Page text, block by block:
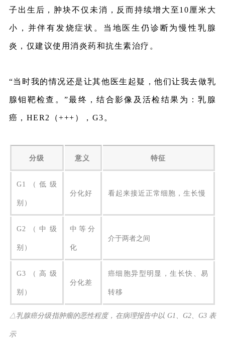
子出生后，肿块不仅未消，反而持续增大至10厘米大
小，并伴有发烧症状。当地医生仍诊断为慢性乳腺
炎，仅建议使用消炎药和抗生素治疗。
“当时我的情况还是让其他医生起疑，他们让我去做乳
腺钼靶检查。”最终，结合影像及活检结果为：乳腺
癌，HER2（+++），G3。
分级 意义 特征
G1（低级
别）
分化好 看起来接近正常细胞，生长慢
G2（中级
别）
中等分
化
介于两者之间
G3（高级
别）
分化差
癌细胞异型明显，生长快、易
转移
△乳腺癌分级指肿瘤的恶性程度，在病理报告中以 G1、G2、G3 表
示